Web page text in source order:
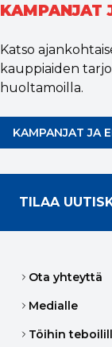
KAMPANJAT
Katso
kauppiaiden
huoltamoilla.
KAMPANJAT JA
TILAA
Ota yhteyttä
Medialle
Töihin